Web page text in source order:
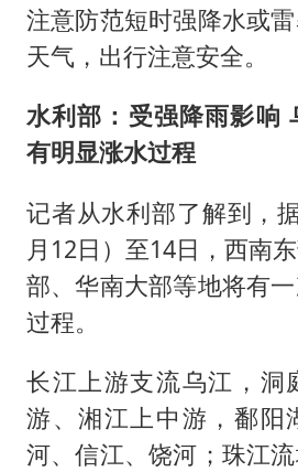
注意防范短时强降水或
天气，出行注意安全。
水利部：受强降雨影响
有明显涨水过程
记者从水利部了解到，
月12日）至14日，西南
部、华南大部等地将有
过程。
长江上游支流乌江，洞
游、湘江上中游，鄱阳
河、信江、饶河；珠江